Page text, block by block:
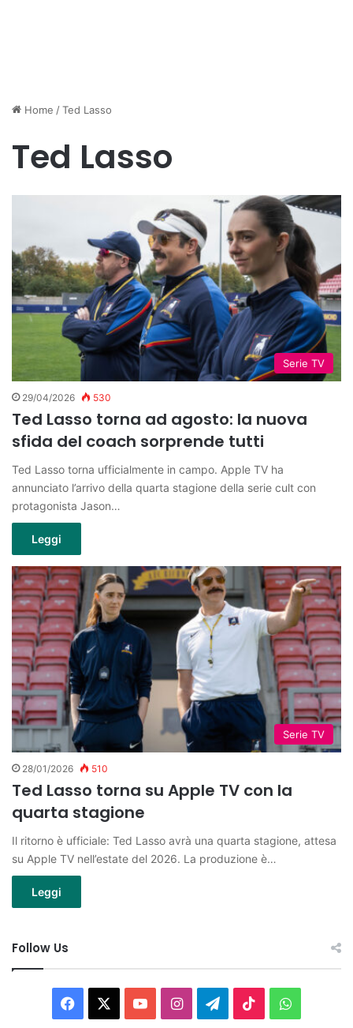
Home /Ted Lasso
Ted Lasso
Serie TV
29/04/2026 530
Ted Lasso torna ad agosto: la nuova
sfida del coach sorprende tutti
Ted Lasso torna ufficialmente in campo. Apple TV ha
annunciato l’arrivo della quarta stagione della serie cult con
protagonista Jason…
Leggi
Serie TV
28/01/2026 510
Ted Lasso torna su Apple TV con la
quarta stagione
Il ritorno è ufficiale: Ted Lasso avrà una quarta stagione, attesa
su Apple TV nell’estate del 2026. La produzione è…
Leggi
Follow Us
Facebook You InstagramTelegram
TikTok